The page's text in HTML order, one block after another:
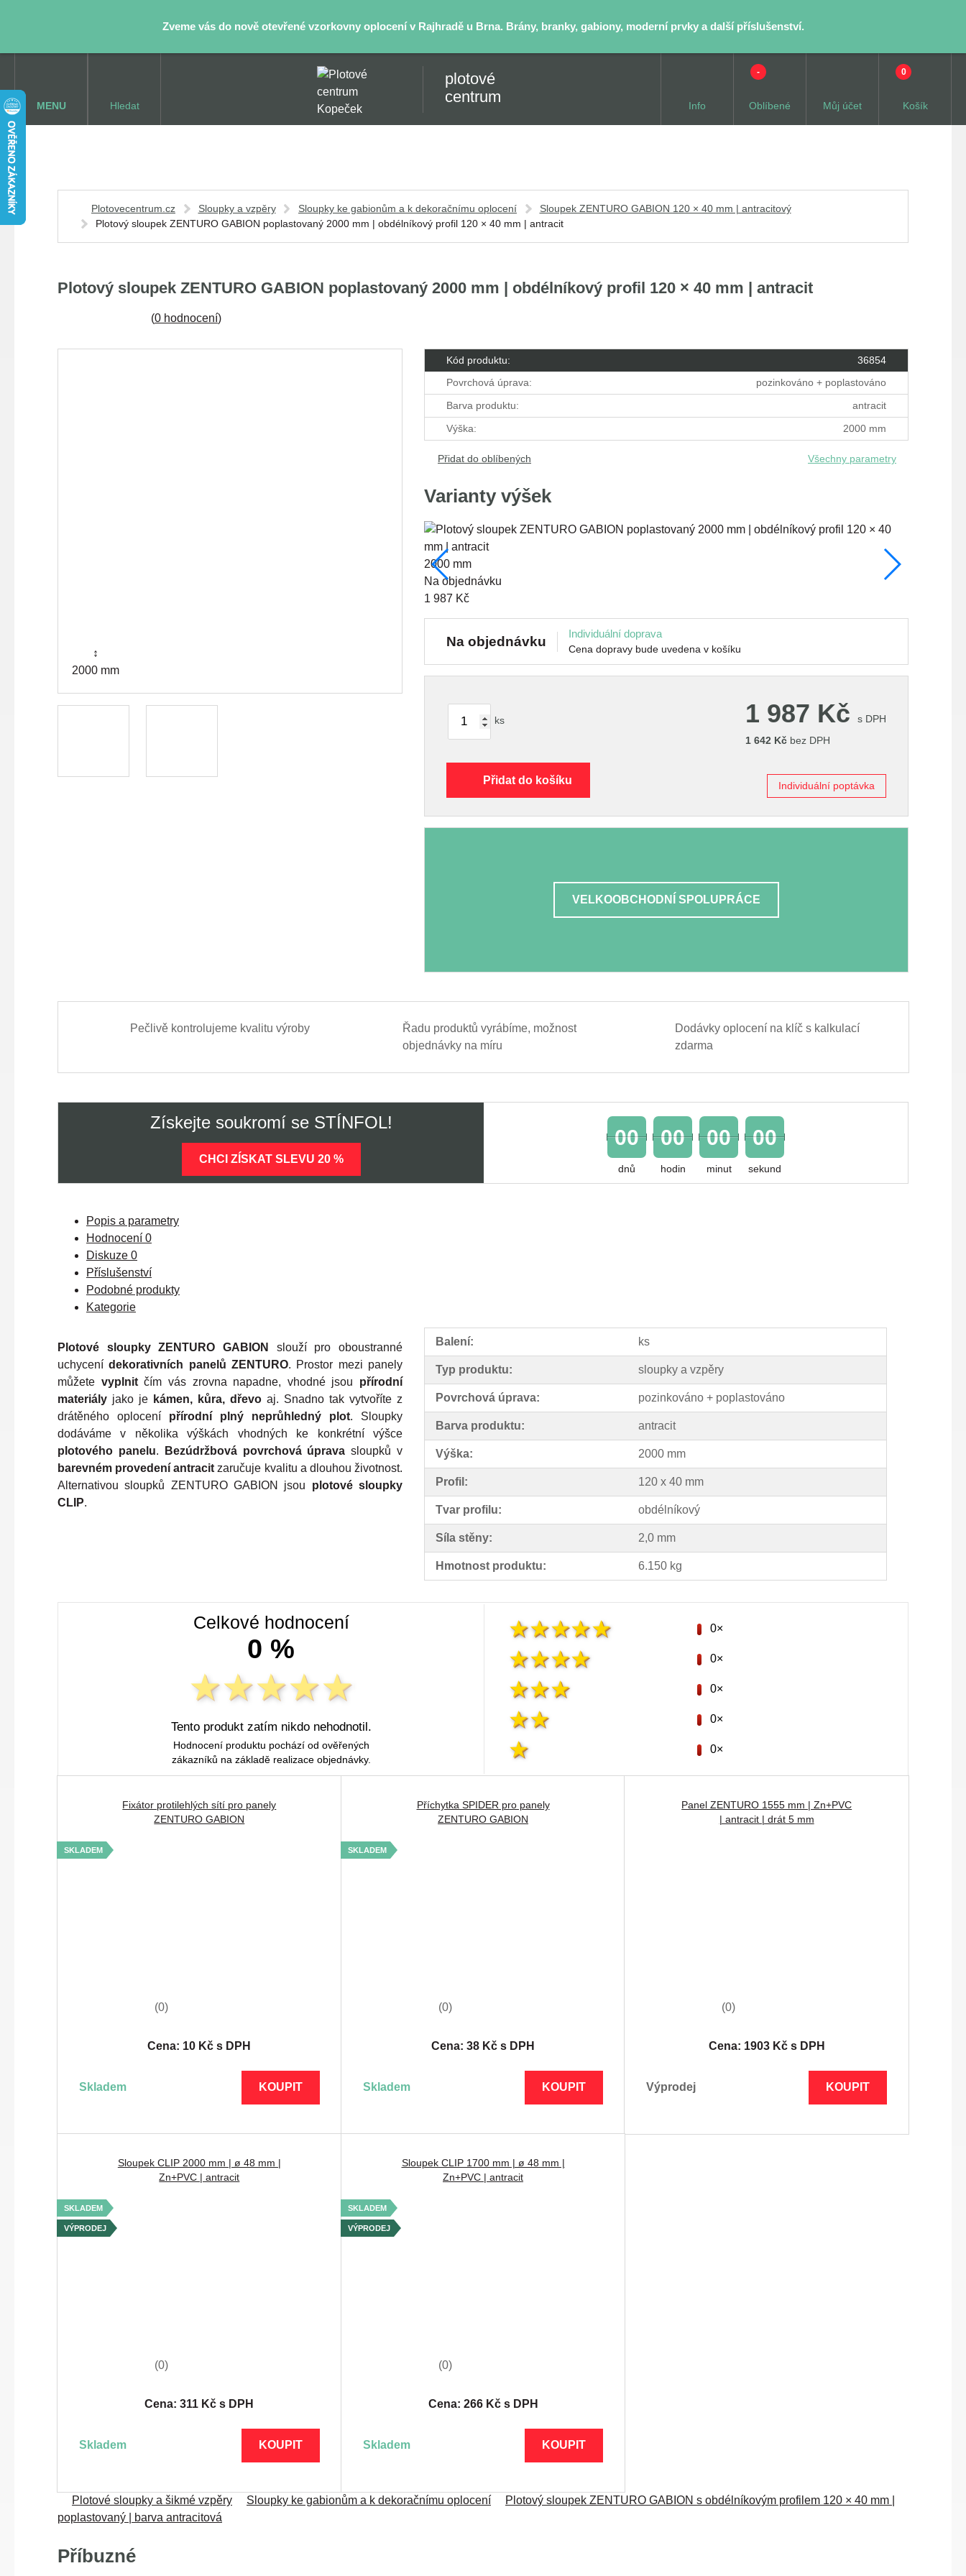
Zveme vás do nově otevřené vzorkovny oplocení v Rajhradě u Brna. Brány, branky, gabiony, moderní prvky a další příslušenství.
MENU
plotové
centrum
Hledat Info Oblíbené
-
Můj účet Košík
0
Plotovecentrum.cz Sloupky a vzpěry Sloupky ke gabionům a k dekoračnímu oplocení
Sloupek ZENTURO GABION 120 × 40 mm | antracitový
Plotový sloupek ZENTURO GABION poplastovaný 2000 mm | obdélníkový profil 120 × 40 mm | antracit
Plotový sloupek ZENTURO GABION poplastovaný 2000 mm | obdélníkový profil 120 × 40 mm | antracit
(0 hodnocení)
↕
2000 mm
Kód produktu:
36854
Povrchová úprava:
pozinkováno + poplastováno
Barva produktu:
antracit
Výška:
2000 mm
Přidat do oblíbených Všechny parametry
Varianty výšek
2000 mm
na objednávku
1 987 Kč
na objednávku Individuální doprava
Cena dopravy bude uvedena v košíku
ks 1 987 Kč
s DPH
1 642 Kč bez DPH
Přidat do košíku Individuální poptávka
VELKOOBCHODNÍ SPOLUPRÁCE
Pečlivě kontrolujeme kvalitu výroby
Řadu produktů vyrábíme, možnost
objednávky na míru
Dodávky oplocení na klíč s kalkulací
zdarma
Získejte soukromí se STÍNFOL!
CHCI ZÍSKAT SLEVU 20 %
00
dnů
00
hodin
00
minut
00
sekund
Popis a parametry
Hodnocení 0
Diskuze 0
Příslušenství
Podobné produkty
Kategorie
Plotové sloupky ZENTURO GABION
slouží pro oboustranné
uchycenídekorativních panelů ZENTURO. Prostor mezi panely
můžete vyplnitčím vás zrovna napadne, vhodné jsou přírodní
materiály jako je kámen, kůra, dřevo aj. Snadno tak vytvoříte z
drátěného oplocení přírodní plný neprůhledný plot. Sloupky
dodáváme v několika výškách vhodných ke konkrétní výšce
plotového panelu. Bezúdržbová povrchová úprava sloupků v
barevném provedení antracitzaručuje kvalitu a dlouhou životnost.
Alternativou sloupků ZENTURO GABION jsou plotové sloupky
CLIP.
Balení: ks
Typ produktu: sloupky a vzpěry
Povrchová úprava: pozinkováno + poplastováno
Barva produktu: antracit
Výška: 2000 mm
Profil: 120 x 40 mm
Tvar profilu: obdélníkový
Síla stěny: 2,0 mm
Hmotnost produktu: 6.150 kg
Celkové hodnocení
0 %
Tento produkt zatím nikdo nehodnotil.
Hodnocení produktu pochází od ověřených
zákazníků na základě realizace objednávky.
0×
0×
0×
0×
0×
Fixátor protilehlých sítí pro panely
ZENTURO GABION
SKLADEM
(0)
Cena: 10 Kč s DPH
skladem KOUPIT
Příchytka SPIDER pro panely
ZENTURO GABION
SKLADEM
(0)
Cena: 38 Kč s DPH
skladem KOUPIT
Panel ZENTURO 1555 mm | Zn+PVC
| antracit | drát 5 mm
(0)
Cena: 1903 Kč s DPH
výprodej KOUPIT
Sloupek CLIP 2000 mm | ø 48 mm |
Zn+PVC | antracit
SKLADEM
VÝPRODEJ
(0)
Cena: 311 Kč s DPH
skladem KOUPIT
Sloupek CLIP 1700 mm | ø 48 mm |
Zn+PVC | antracit
SKLADEM
VÝPRODEJ
(0)
Cena: 266 Kč s DPH
skladem KOUPIT
Plotové sloupky a šikmé vzpěry Sloupky ke gabionům a k dekoračnímu oplocení
Plotový sloupek ZENTURO GABION s obdélníkovým profilem 120 × 40 mm |
poplastovaný | barva antracitová
Příbuzné